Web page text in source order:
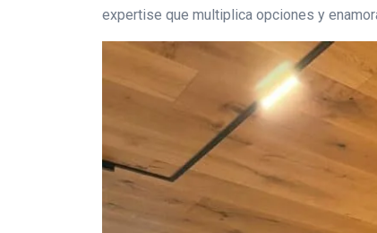
expertise que multiplica opciones y